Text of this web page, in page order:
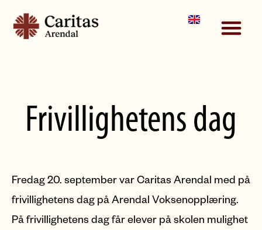
Frivillighetens dag
Fredag 20. september var Caritas Arendal med på
frivillighetens dag på Arendal Voksenopplæring.
På frivillighetens dag får elever på skolen mulighet